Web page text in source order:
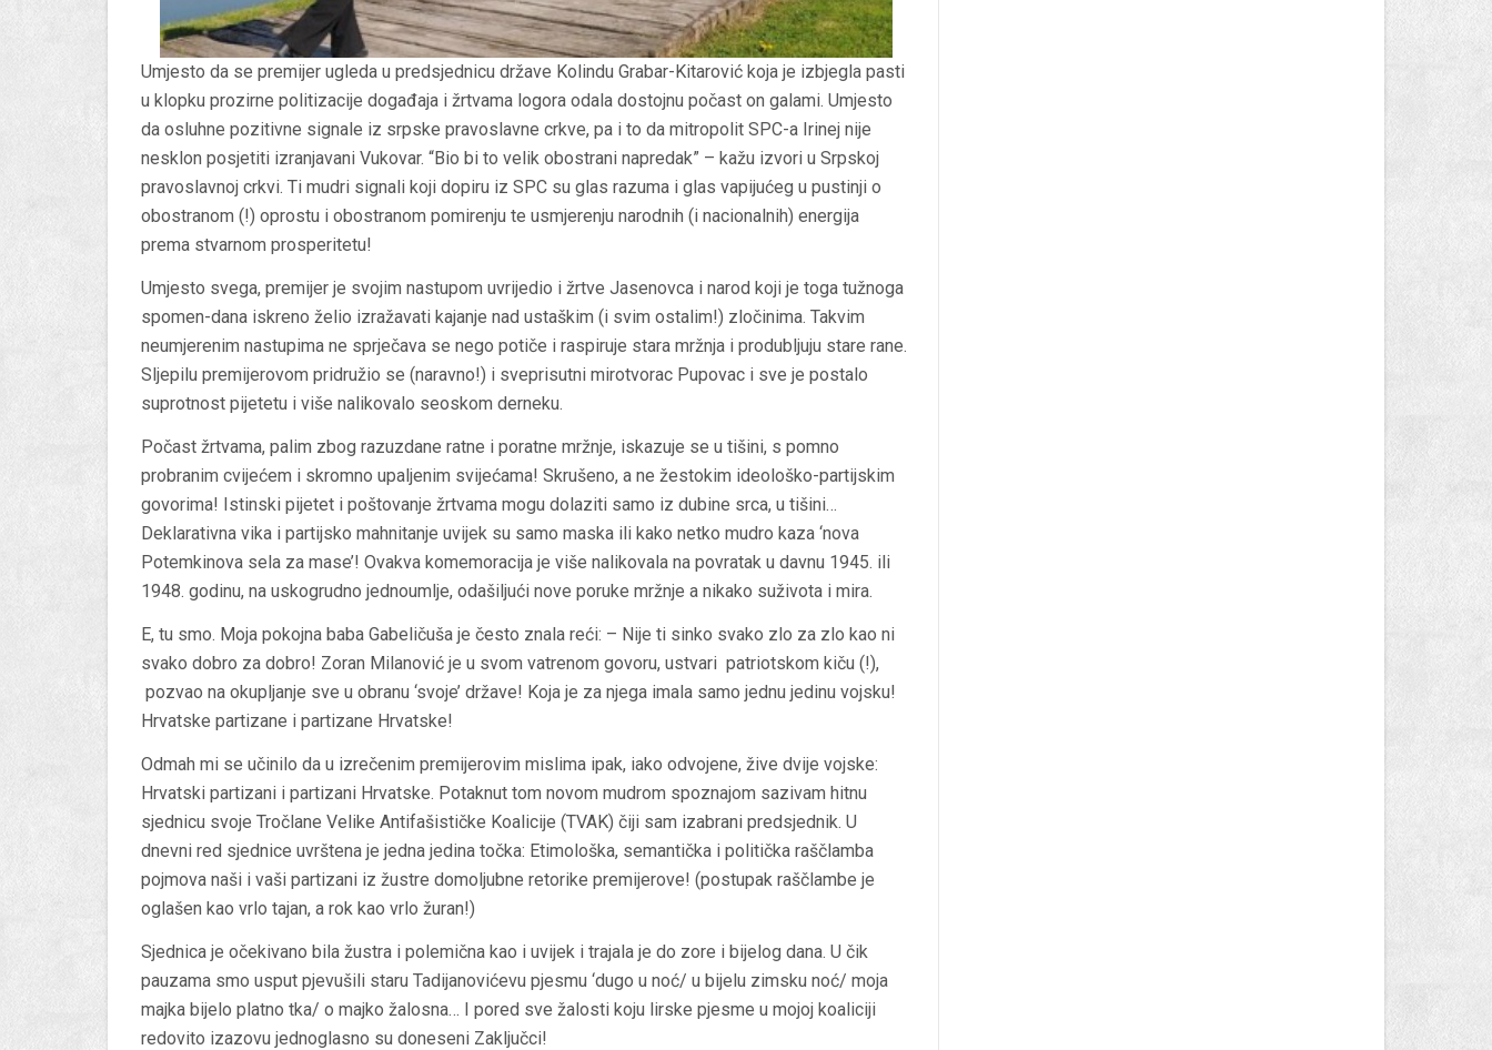
Umjesto da se premijer ugleda u predsjednicu države Kolindu Grabar-Kitarović koja je izbjegla pasti
u klopku prozirne politizacije događaja i žrtvama logora odala dostojnu počast on galami. Umjesto
da osluhne pozitivne signale iz srpske pravoslavne crkve, pa i to da mitropolit SPC-a Irinej nije
nesklon posjetiti izranjavani Vukovar. “Bio bi to velik obostrani napredak” – kažu izvori u Srpskoj
pravoslavnoj crkvi. Ti mudri signali koji dopiru iz SPC su glas razuma i glas vapijućeg u pustinji o
obostranom (!) oprostu i obostranom pomirenju te usmjerenju narodnih (i nacionalnih) energija
prema stvarnom prosperitetu!
Umjesto svega, premijer je svojim nastupom uvrijedio i žrtve Jasenovca i narod koji je toga tužnoga
spomen-dana iskreno želio izražavati kajanje nad ustaškim (i svim ostalim!) zločinima. Takvim
neumjerenim nastupima ne sprječava se nego potiče i raspiruje stara mržnja i produbljuju stare rane.
Sljepilu premijerovom pridružio se (naravno!) i sveprisutni mirotvorac Pupovac i sve je postalo
suprotnost pijetetu i više nalikovalo seoskom derneku.
Počast žrtvama, palim zbog razuzdane ratne i poratne mržnje, iskazuje se u tišini, s pomno
probranim cvijećem i skromno upaljenim svijećama! Skrušeno, a ne žestokim ideološko-partijskim
govorima! Istinski pijetet i poštovanje žrtvama mogu dolaziti samo iz dubine srca, u tišini…
Deklarativna vika i partijsko mahnitanje uvijek su samo maska ili kako netko mudro kaza ‘nova
Potemkinova sela za mase’! Ovakva komemoracija je više nalikovala na povratak u davnu 1945. ili
1948. godinu, na uskogrudno jednoumlje, odašiljući nove poruke mržnje a nikako suživota i mira.
E, tu smo. Moja pokojna baba Gabeličuša je često znala reći: – Nije ti sinko svako zlo za zlo kao ni
svako dobro za dobro! Zoran Milanović je u svom vatrenom govoru, ustvari patriotskom kiču (!),
pozvao na okupljanje sve u obranu ‘svoje’ države! Koja je za njega imala samo jednu jedinu vojsku!
Hrvatske partizane i partizane Hrvatske!
Odmah mi se učinilo da u izrečenim premijerovim mislima ipak, iako odvojene, žive dvije vojske:
Hrvatski partizani i partizani Hrvatske. Potaknut tom novom mudrom spoznajom sazivam hitnu
sjednicu svoje Tročlane Velike Antifašističke Koalicije (TVAK) čiji sam izabrani predsjednik. U
dnevni red sjednice uvrštena je jedna jedina točka: Etimološka, semantička i politička raščlamba
pojmova naši i vaši partizani iz žustre domoljubne retorike premijerove! (postupak raščlambe je
oglašen kao vrlo tajan, a rok kao vrlo žuran!)
Sjednica je očekivano bila žustra i polemična kao i uvijek i trajala je do zore i bijelog dana. U čik
pauzama smo usput pjevušili staru Tadijanovićevu pjesmu ‘dugo u noć/ u bijelu zimsku noć/ moja
majka bijelo platno tka/ o majko žalosna… I pored sve žalosti koju lirske pjesme u mojoj koaliciji
redovito izazovu jednoglasno su doneseni Zaključci!